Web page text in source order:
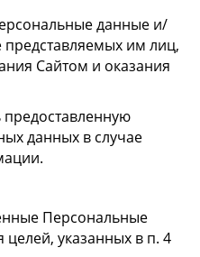
данные и/
им лиц,
Сайтом и оказания
данных в случае
Персональные
указанных в п. 4